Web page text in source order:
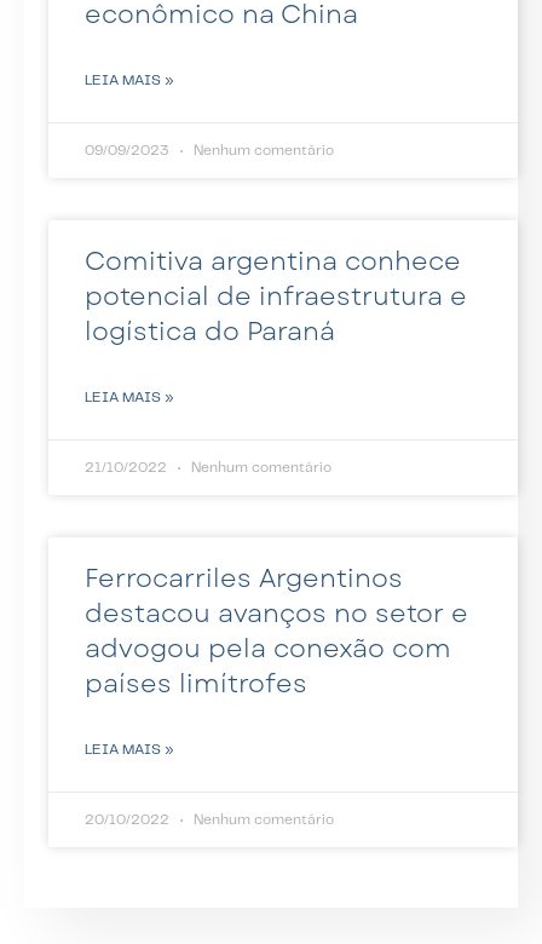
econômico na China
LEIA MAIS »
09/09/2023 Nenhum comentário
Comitiva argentina conhece
potencial de infraestrutura e
logística do Paraná
LEIA MAIS »
21/10/2022 Nenhum comentário
Ferrocarriles Argentinos
destacou avanços no setor e
advogou pela conexão com
países limítrofes
LEIA MAIS »
20/10/2022 Nenhum comentário